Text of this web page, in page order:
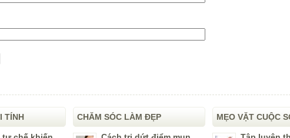
TÍNH CHĂM SÓC LÀM ĐẸP MẸO VẶT CUỘC